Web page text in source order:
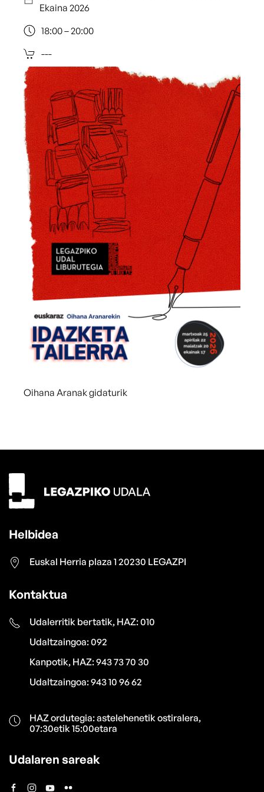
Ekaina 2026
18:00 – 20:00
---
Oihana Aranak gidaturik
Helbidea
Euskal Herria plaza 1 20230 LEGAZPI
Kontaktua
Udalerritik bertatik, HAZ: 010
Udaltzaingoa: 092
Kanpotik, HAZ: 943 73 70 30
Udaltzaingoa: 943 10 96 62
HAZ ordutegia: astelehenetik ostiralera,
07:30etik 15:00etara
Udalaren sareak